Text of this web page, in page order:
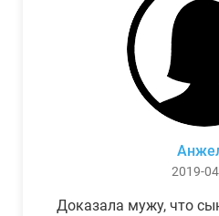
2019-
Доказала мужу, что